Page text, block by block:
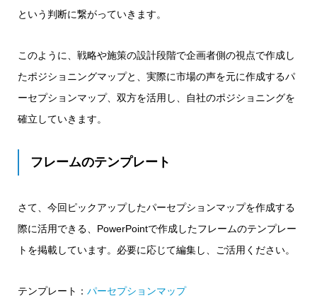
という判断に繋がっていきます。
このように、戦略や施策の設計段階で企画者側の視点で作成し
たポジショニングマップと、実際に市場の声を元に作成するパ
ーセプションマップ、双方を活用し、自社のポジショニングを
確立していきます。
フレームのテンプレート
さて、今回ピックアップしたパーセプションマップを作成する
際に活用できる、PowerPointで作成したフレームのテンプレー
トを掲載しています。必要に応じて編集し、ご活用ください。
テンプレート： パーセプションマップ